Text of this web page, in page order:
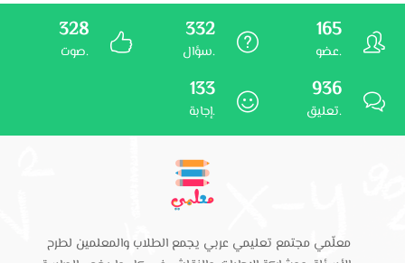
165
عضو.
332
سؤال.
328
صوت.
936
تعليق.
133
إجابة.
معلّمي مجتمع تعليمي عربي يجمع الطلاب والمعلمين لطرح